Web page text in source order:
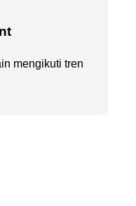
mengikuti tren